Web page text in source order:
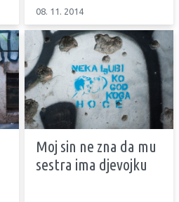
08. 11. 2014
Moj sin ne zna da mu
sestra ima djevojku